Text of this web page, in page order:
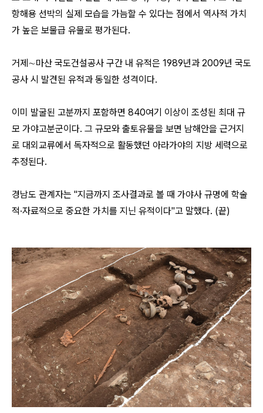
항해용 선박의 실제 모습을 가늠할 수 있다는 점에서 역사적 가치
가 높은 보물급 유물로 평가된다.
거제∼마산 국도건설공사 구간 내 유적은 1989년과 2009년 국도
공사 시 발견된 유적과 동일한 성격이다.
이미 발굴된 고분까지 포함하면 840여기 이상이 조성된 최대 규
모 가야고분군이다. 그 규모와 출토유물을 보면 남해안을 근거지
로 대외교류에서 독자적으로 활동했던 아라가야의 지방 세력으로
추정된다.
경남도 관계자는 "지금까지 조사결과로 볼 때 가야사 규명에 학술
적·자료적으로 중요한 가치를 지닌 유적이다"고 말했다. (끝)